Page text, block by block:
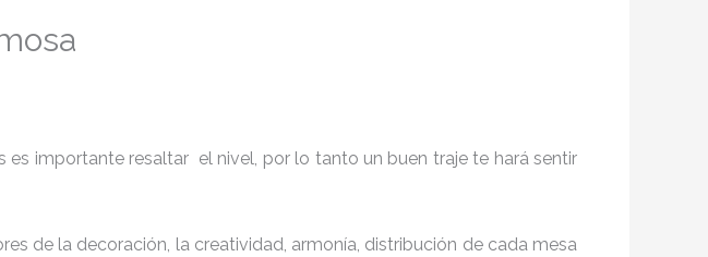
importante resaltar el nivel, por lo tanto un buen traje te hará sentir
de la decoración, la creatividad, armonía, distribución de cada mesa